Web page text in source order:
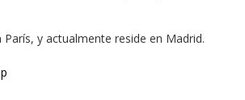
París, y actualmente reside en Madrid.